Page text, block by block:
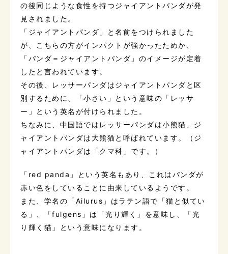
の後同じような食性を持つジャイアントパンダが発
見されました。
「ジャイアントパンダ」と名前をつけられました
が、こちらの方がインパクトが強かったためか、
「パンダ＝ジャイアントパンダ」のイメージが定着
したと言われています。
その後、レッサーパンダはジャイアントパンダと区
別するために、「小さい」という意味の「レッサ
ー」という英名が付けられました。
ちなみに、中国語ではレッサーパンダは小熊猫、ジ
ャイアントパンダは大熊猫と呼ばれています。（ジ
ャイアントパンダは「クマ科」です。）
「red panda」という英名もあり、これはパンダが
赤い色をしていることに由来しているようです。
また、学名の「Ailurus」はラテン語で「猫と似てい
る」、「fulgens」は「光り輝く」を意味し、「光
り輝く猫」という意味になります。